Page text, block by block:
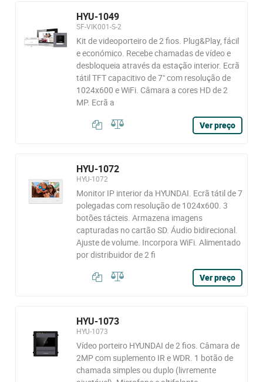
HYU-1049
SF-VIK001-S-2
Kit de videoporteiro de 2 fios. Plug&Play, fácil
e económico. Recebe chamadas de vídeo e
desbloqueia através da estação interior. Ecrã
tátil TFT capacitivo de 7" com resolução de
1024x600 e WiFi. Câmara a cores HD de 2
MP. Ecrã a
Ver preço
HYU-1072
HYU-1072
Monitor IP interior da HYUNDAI. Ecrã tátil de 7
polegadas com resolução de 1024x600. 3
botões tácteis. Armazena imagens
capturadas no cartão SD. Áudio bidirecional.
Ajuste de volume. Incorpora WiFi. Alimentado
por distribuidor de 2 fi
Ver preço
HYU-1073
HYU-1073
Vídeo porteiro HYUNDAI de 2 fios. Câmara de
2MP com suplemento IR e WDR. 1 botão de
chamada simples ou duplo (livremente